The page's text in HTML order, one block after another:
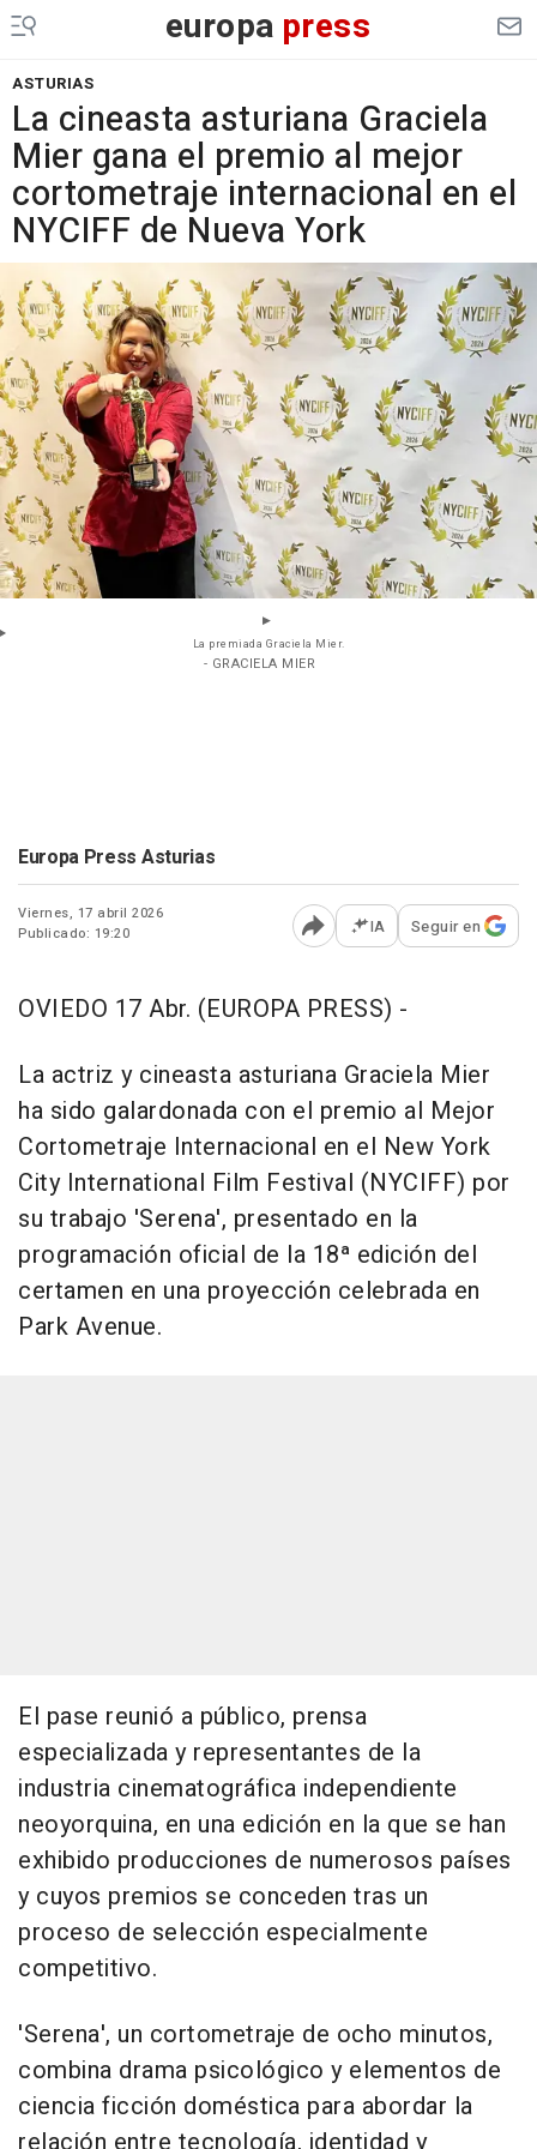
europa press
ASTURIAS
La cineasta asturiana Graciela
Mier gana el premio al mejor
cortometraje internacional en el
NYCIFF de Nueva York
La premiada Graciela Mier.
- GRACIELA MIER
Europa Press Asturias
Viernes, 17 abril 2026
Publicado: 19:20
Abrir opciones para
IA Seguir en
OVIEDO 17 Abr. (EUROPA PRESS) -
La actriz y cineasta asturiana Graciela Mier
ha sido galardonada con el premio al Mejor
Cortometraje Internacional en el New York
City International Film Festival (NYCIFF) por
su trabajo 'Serena', presentado en la
programación oficial de la 18ª edición del
certamen en una proyección celebrada en
Park Avenue.
El pase reunió a público, prensa
especializada y representantes de la
industria cinematográfica independiente
neoyorquina, en una edición en la que se han
exhibido producciones de numerosos países
y cuyos premios se conceden tras un
proceso de selección especialmente
competitivo.
'Serena', un cortometraje de ocho minutos,
combina drama psicológico y elementos de
ciencia ficción doméstica para abordar la